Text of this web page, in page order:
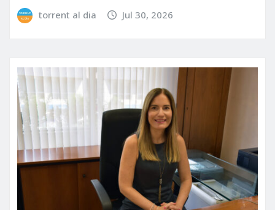
torrent al dia Jul 30, 2026